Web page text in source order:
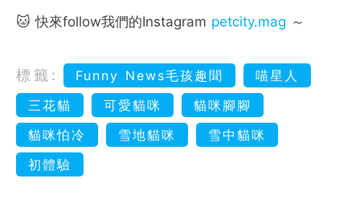
🐱 快來follow我們的Instagram petcity.mag ～
標籤: Funny News毛孩趣聞
喵星人
三花貓
可愛貓咪
貓咪腳腳
貓咪怕冷
雪地貓咪
雪中貓咪
初體驗